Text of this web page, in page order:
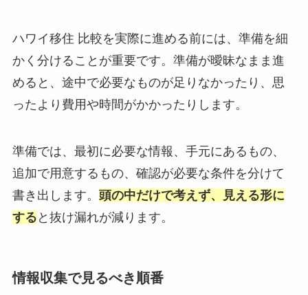
ハワイ移住 比較を実際に進める前には、準備を細
かく分けることが重要です。準備が曖昧なまま進
めると、途中で必要なものが足りなかったり、思
ったより費用や時間がかかったりします。
準備では、最初に必要な情報、手元にあるもの、
追加で用意するもの、確認が必要な条件を分けて
書き出します。 頭の中だけで考えず、見える形に
する と抜け漏れが減ります。
情報収集で見るべき順番